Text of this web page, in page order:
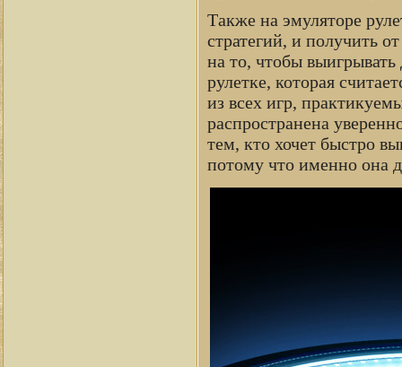
Также на эмуляторе
стратегий, и получить
на то, чтобы
рулетке, которая
из всех игр,
распространена
тем, кто хочет быстро
потому что именно она